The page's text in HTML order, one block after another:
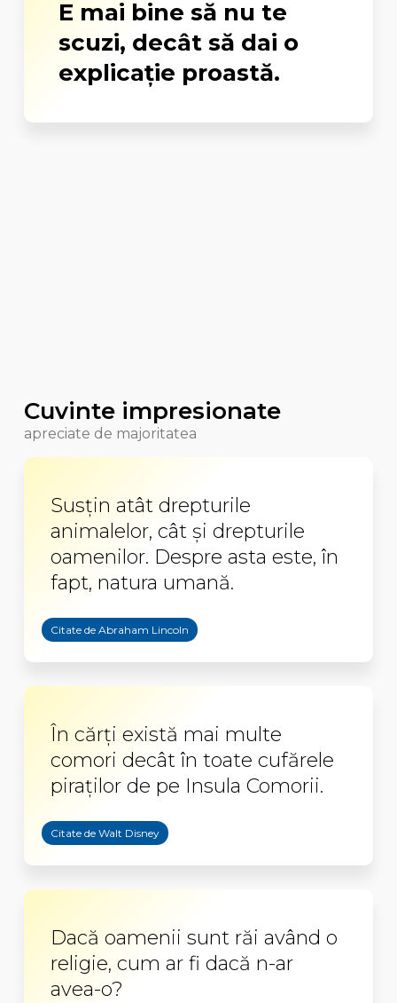
E mai bine să nu te
scuzi, decât să dai o
explicație proastă.
Cuvinte impresionate
apreciate de majoritatea
Susțin atât drepturile
animalelor, cât și drepturile
oamenilor. Despre asta este, în
fapt, natura umană.
Citate de Abraham Lincoln
În cărți există mai multe
comori decât în toate cufă­rele
pira­ți­lor de pe Insula Como­rii.
Citate de Walt Disney
Dacă oamenii sunt răi având o
religie, cum ar fi dacă n-ar
avea-o?